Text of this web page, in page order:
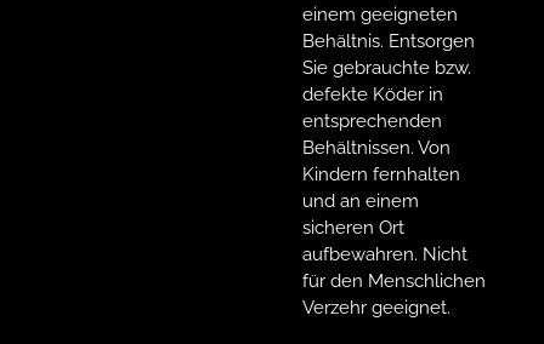
einem geeigneten
Behältnis. Entsorgen
Sie gebrauchte bzw.
defekte Köder in
entsprechenden
Behältnissen. Von
Kindern fernhalten
und an einem
sicheren Ort
aufbewahren. Nicht
für den Menschlichen
Verzehr geeignet.